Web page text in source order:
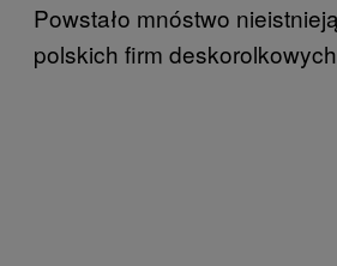
Powstało mnóstwo
polskich firm